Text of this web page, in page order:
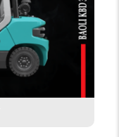
1000/970 mm
5105 kg